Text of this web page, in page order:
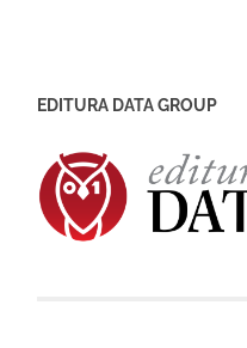
EDITURA DATA GROUP